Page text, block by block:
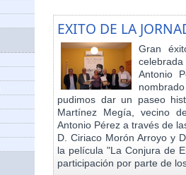
EXITO DE LA
Gran
Antonio
pudimos dar un paseo
Martínez Megía, vecino
Antonio Pérez a través de
D. Ciriaco Morón Arroyo y
la película "La Conjura de
participación por parte de